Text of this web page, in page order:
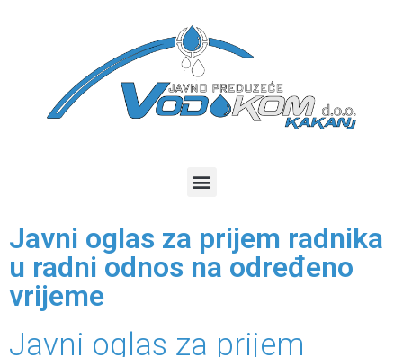
Javni oglas za prijem radnika
u radni odnos na određeno
vrijeme
Javni oglas za prijem